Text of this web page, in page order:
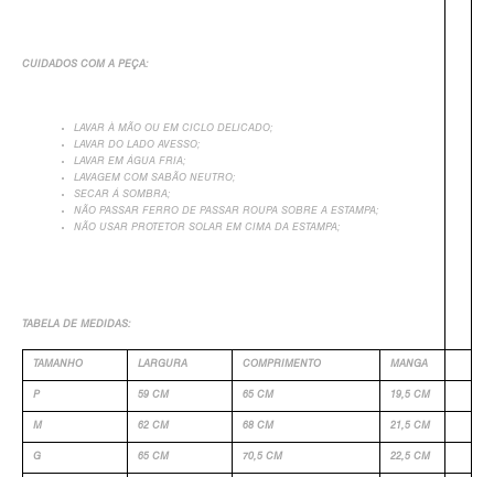
CUIDADOS COM A PEÇA:
LAVAR À MÃO OU EM CICLO DELICADO;
LAVAR DO LADO AVESSO;
LAVAR EM ÁGUA FRIA;
LAVAGEM COM SABÃO NEUTRO;
SECAR Á SOMBRA;
NÃO PASSAR FERRO DE PASSAR ROUPA SOBRE A ESTAMPA;
NÃO USAR PROTETOR SOLAR EM CIMA DA ESTAMPA;
TABELA DE MEDIDAS:
TAMANHO LARGURA COMPRIMENTO MANGA
P 59 CM 65 CM 19,5 CM
M 62 CM 68 CM 21,5 CM
G 65 CM 70,5 CM 22,5 CM